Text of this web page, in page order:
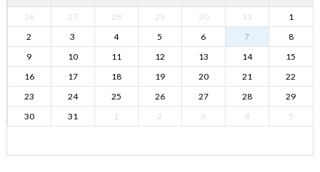
26 27 28 29 30 31
1
2
3 4 5 6 7
8
9
10 11 12 13 14
15
16
17 18 19 20 21
22
23
24 25 26 27 28
29
30
31 1 2 3 4 5